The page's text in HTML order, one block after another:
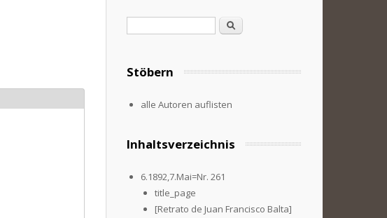
Search
Stöbern
alle Autoren auflisten
Inhaltsverzeichnis
6.1892,7.Mai=Nr. 261
title_page
[Retrato de Juan Francisco Balta]